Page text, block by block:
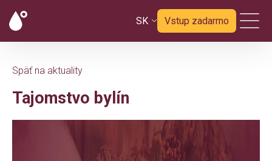
SK Vstup zadarmo
Späť na aktuality
Tajomstvo bylín